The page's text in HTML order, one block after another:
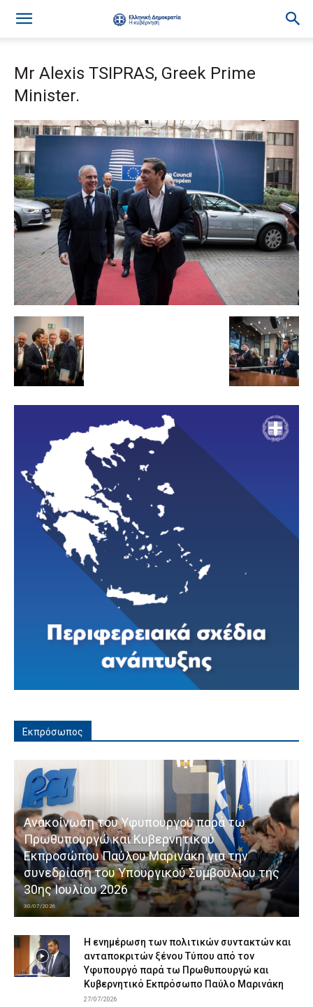
Mr Alexis TSIPRAS, Greek Prime
Minister.
Εκπρόσωπος
Ανακοίνωση του Υφυπουργού παρά τω
Πρωθυπουργώ και Κυβερνητικού
Εκπροσώπου Παύλου Μαρινάκη για την
συνεδρίαση του Υπουργικού Συμβουλίου της
30ης Ιουλίου 2026
30/07/2026
Η ενημέρωση των πολιτικών συντακτών και
ανταποκριτών ξένου Τύπου από τον
Υφυπουργό παρά τω Πρωθυπουργώ και
Κυβερνητικό Εκπρόσωπο Παύλο Μαρινάκη
27/07/2026